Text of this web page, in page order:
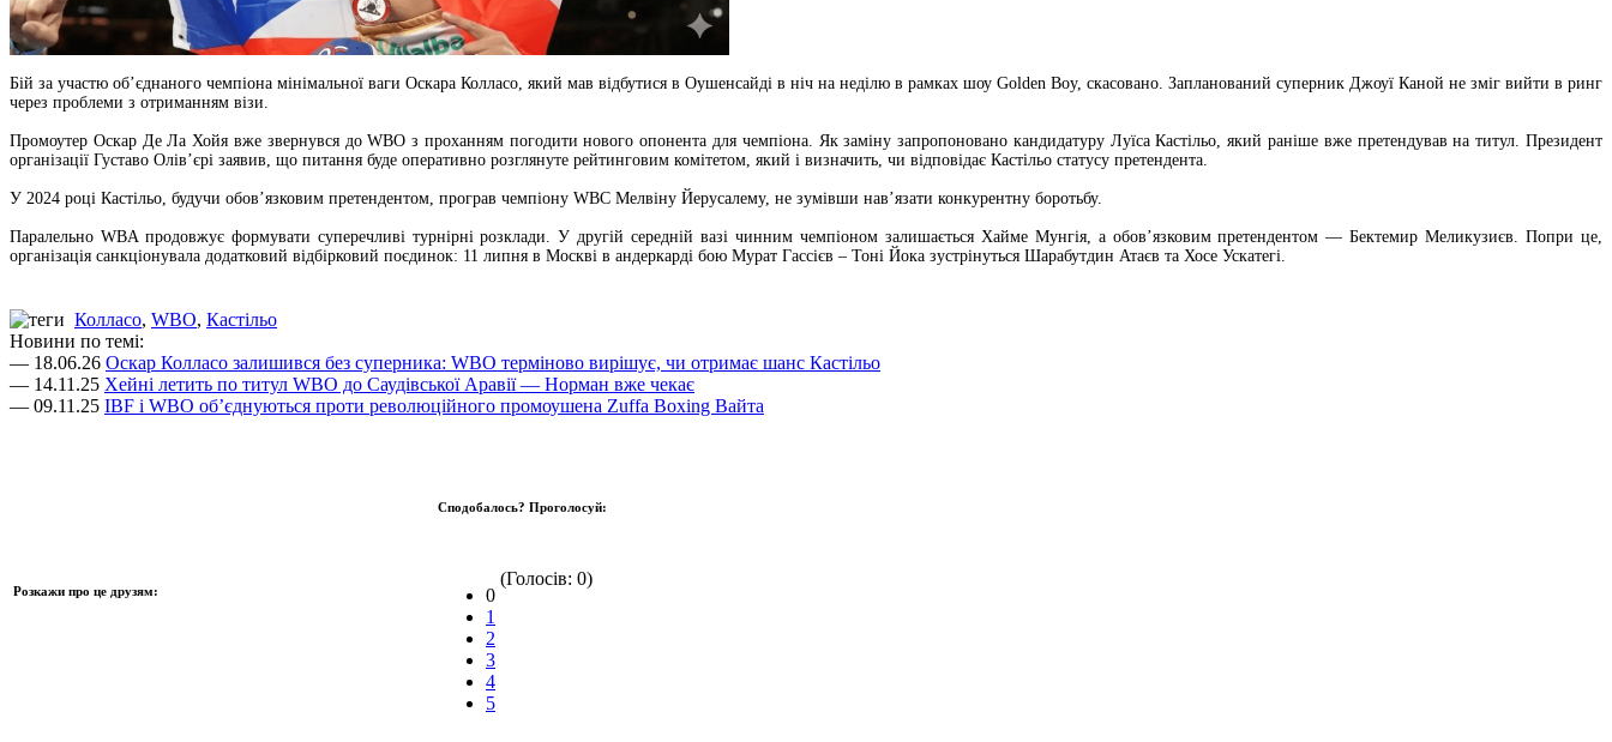
Бій за участю об’єднаного чемпіона мінімальної ваги Оскара Колласо, який мав відбутися в Оушенсайді в ніч на неділю в рамках шоу Golden Boy, скасовано. Запланований суперник Джоуї Каной не зміг вийти в ринг
через проблеми з отриманням візи.
Промоутер Оскар Де Ла Хойя вже звернувся до WBO з проханням погодити нового опонента для чемпіона. Як заміну запропоновано кандидатуру Луїса Кастільо, який раніше вже претендував на титул. Президент
організації Густаво Олів’єрі заявив, що питання буде оперативно розглянуте рейтинговим комітетом, який і визначить, чи відповідає Кастільо статусу претендента.
У 2024 році Кастільо, будучи обов’язковим претендентом, програв чемпіону WBC Мелвіну Йерусалему, не зумівши нав’язати конкурентну боротьбу.
Паралельно WBA продовжує формувати суперечливі турнірні розклади. У другій середній вазі чинним чемпіоном залишається Хайме Мунгія, а обов’язковим претендентом — Бектемир Меликузиєв. Попри це,
організація санкціонувала додатковий відбірковий поєдинок: 11 липня в Москві в андеркарді бою Мурат Гассієв – Тоні Йока зустрінуться Шарабутдин Атаєв та Хосе Ускатегі.
Колласо, WBO, Кастільо
Новини по темі:
— 18.06.26 Оскар Колласо залишився без суперника: WBO терміново вирішує, чи отримає шанс Кастільо
— 14.11.25 Хейні летить по титул WBO до Саудівської Аравії — Норман вже чекає
— 09.11.25 IBF і WBO об’єднуються проти революційного промоушена Zuffa Boxing Вайта
Розкажи про це друзям:
Сподобалось? Проголосуй:
0
1
2
3
4
5
(Голосів: 0)